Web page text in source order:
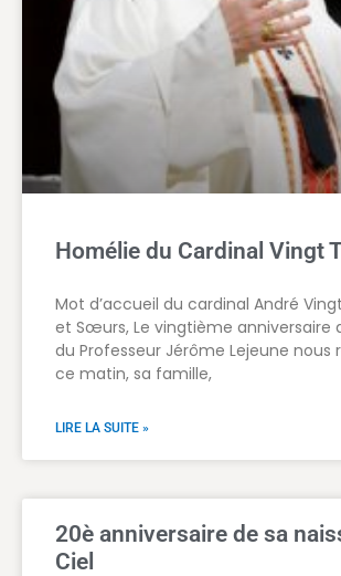
Homélie du Cardinal Vingt
Mot d’accueil du cardinal André
et Sœurs, Le vingtième anniversaire
du Professeur Jérôme Lejeune nous
ce matin, sa famille,
LIRE LA SUITE »
20è anniversaire de sa
Ciel